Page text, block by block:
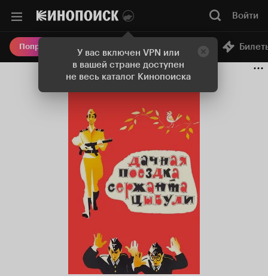
У вас включен VPN или
в вашей стране доступен
не весь каталог Кинопоиска
Войти
Попробовать Плюс Онлайн-кинотеатр